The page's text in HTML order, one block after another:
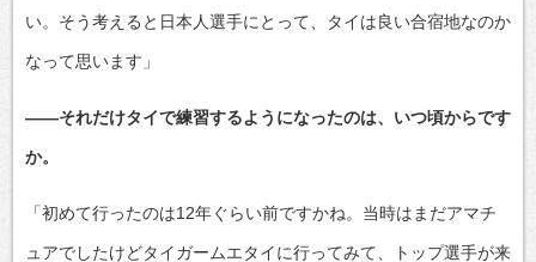
い。そう考えると日本人選手にとって、タイは良い合宿地なのか
なって思います」
――それだけタイで練習するようになったのは、いつ頃からです
か。
「初めて行ったのは12年ぐらい前ですかね。当時はまだアマチ
ュアでしたけどタイガームエタイに行ってみて、トップ選手が来